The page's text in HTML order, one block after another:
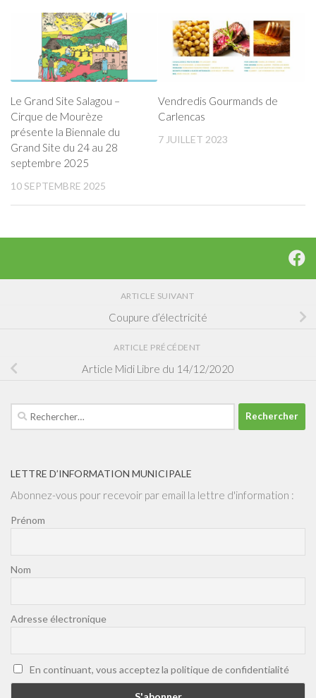
Le Grand Site Salagou –
Cirque de Mourèze
présente la Biennale du
Grand Site du 24 au 28
septembre 2025
10 SEPTEMBRE 2025
Vendredis Gourmands de
Carlencas
7 JUILLET 2023
ARTICLE SUIVANT
Coupure d’électricité
ARTICLE PRÉCÉDENT
Article Midi Libre du 14/12/2020
Rechercher :
LETTRE D’INFORMATION MUNICIPALE
Abonnez-vous pour recevoir par email la lettre d'information :
Prénom
Nom
Adresse électronique
En continuant, vous acceptez la politique de confidentialité